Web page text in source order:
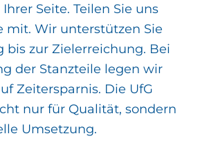
Seite. Teilen Sie uns
mit. Wir unterstützen Sie
bis zur Zielerreichung. Bei
der Stanzteile legen wir
Zeitersparnis. Die UfG
nur für Qualität, sondern
Umsetzung.